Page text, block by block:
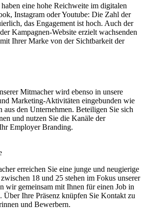
eine hohe Reichweite im digitalen
Instagram oder Youtube: Die Zahl der
das Engagement ist hoch. Auch der
Kampagnen-Website erzielt wachsenden
Ihrer Marke von der Sichtbarkeit der
Mitmacher wird ebenso in unsere
Marketing-Aktivitäten eingebunden wie
aus den Unternehmen. Beteiligen Sie sich
und nutzen Sie die Kanäle der
Employer Branding.
erreichen Sie eine junge und neugierige
18 und 25 stehen im Fokus unserer
wir gemeinsam mit Ihnen für einen Job in
Über Ihre Präsenz knüpfen Sie Kontakt zu
und Bewerbern.